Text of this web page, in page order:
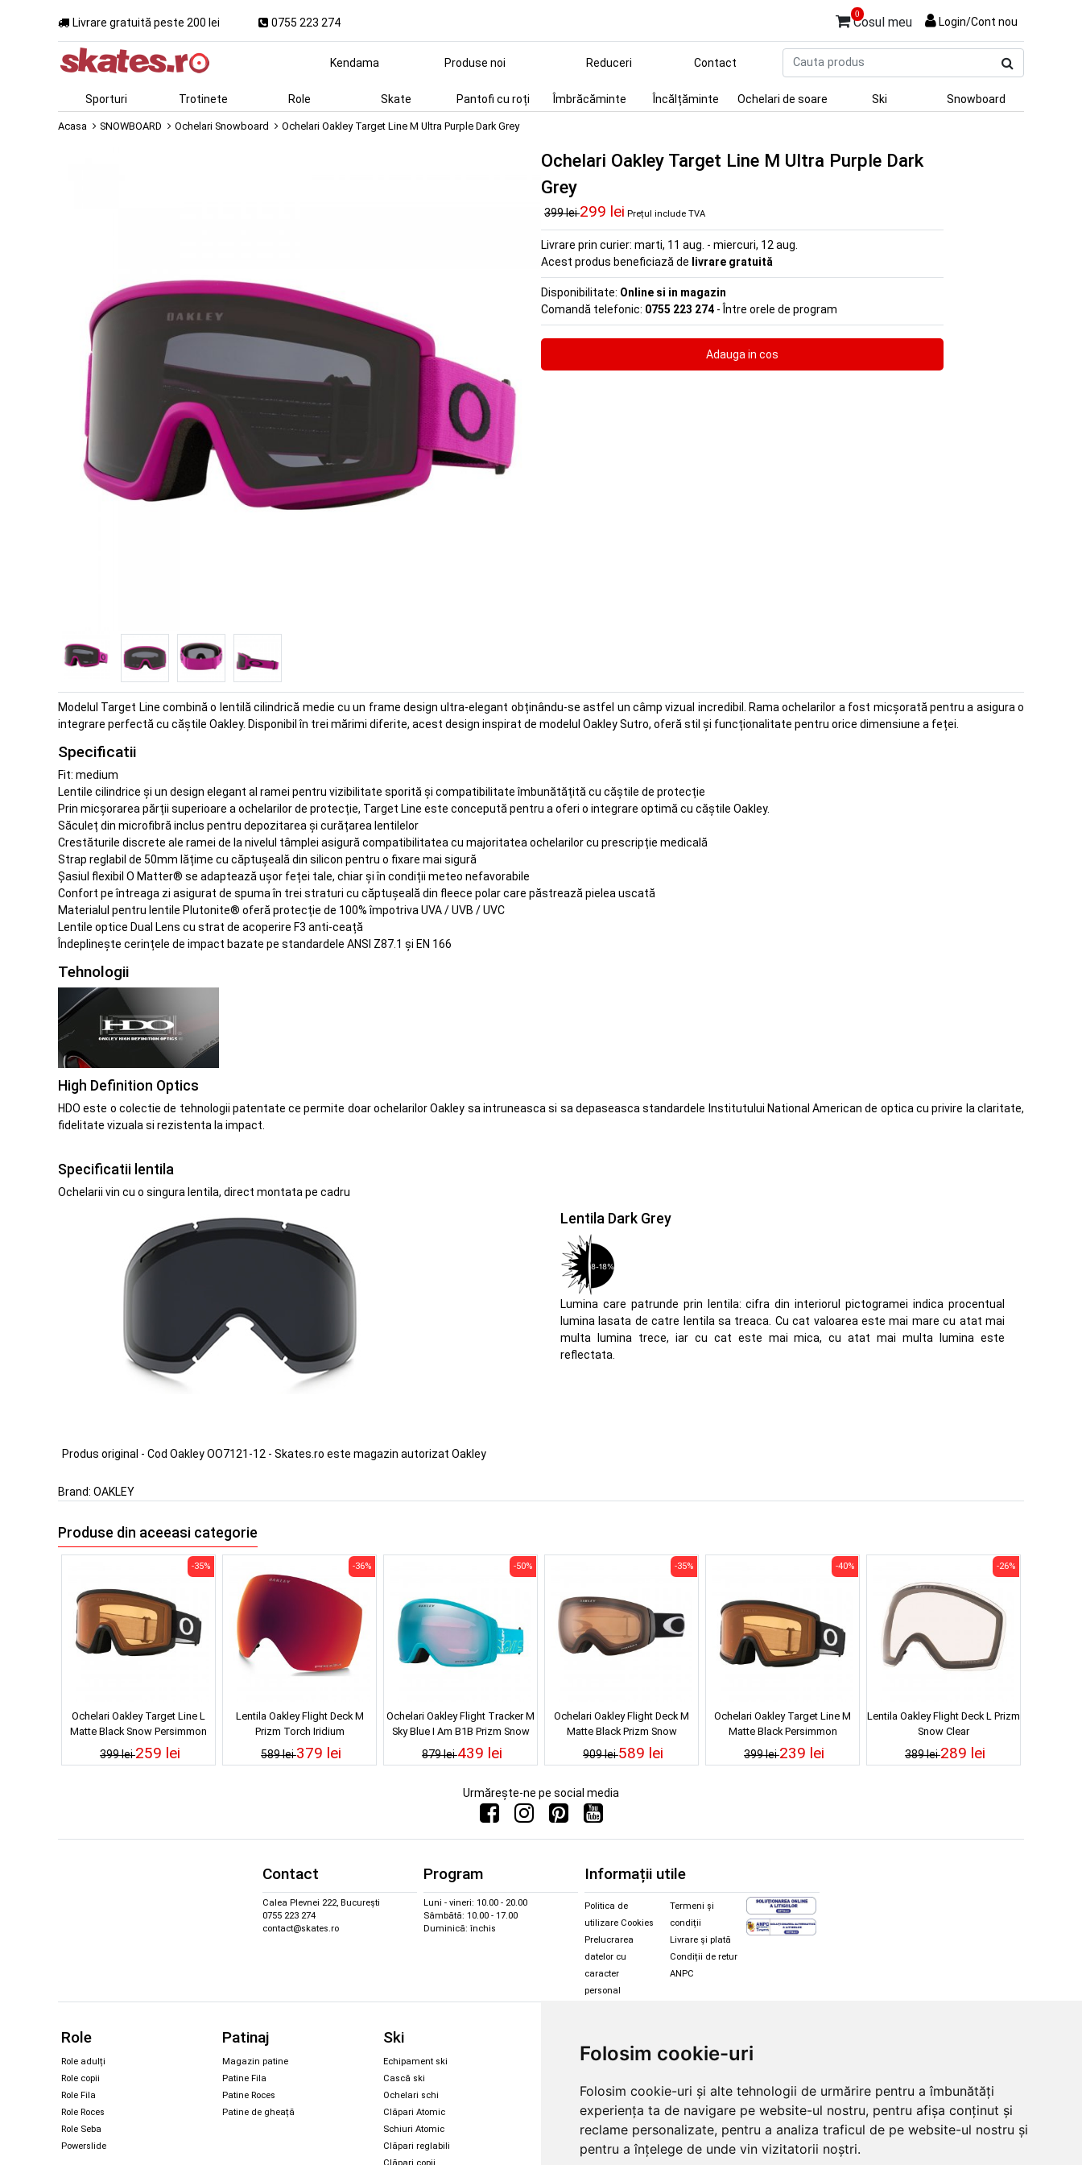
Folosim cookie-uri
Folosim cookie-uri și alte tehnologii de urmărire pentru a îmbunătăți
experiența ta de navigare pe website-ul nostru, pentru afișa conținut și
reclame personalizate, pentru a analiza traficul de pe website-ul nostru și
pentru a înțelege de unde vin vizitatorii noștri.
Livrare gratuită peste 200 lei 0755 223 274
0
Cosul meu Login/Cont nou
produs
Kendama Produse noi Reduceri Contact
Sporturi Trotinete Role Skate Pantofi cu roți Îmbrăcăminte Încălțăminte Ochelari de soare Ski Snowboard
Acasa SNOWBOARD Ochelari Snowboard Ochelari Oakley Target Line M Ultra Purple Dark Grey
Ochelari Oakley Target Line M Ultra Purple Dark
Grey
399 lei299 lei Prețul include TVA
Livrare prin curier: marti, 11 aug. - miercuri, 12 aug.
Acest produs beneficiază de livrare gratuită
Disponibilitate: Online si in magazin
Comandă telefonic: 0755 223 274 - Între orele de program
Modelul Target Line combină o lentilă cilindrică medie cu un frame design ultra-elegant obținându-se astfel un câmp vizual incredibil. Rama ochelarilor a fost micșorată pentru a asigura o
integrare perfectă cu căștile Oakley. Disponibil în trei mărimi diferite, acest design inspirat de modelul Oakley Sutro, oferă stil și funcționalitate pentru orice dimensiune a feței.
Specificatii
Fit: medium
Lentile cilindrice și un design elegant al ramei pentru vizibilitate sporită și compatibilitate îmbunătățită cu căștile de protecție
Prin micșorarea părții superioare a ochelarilor de protecție, Target Line este concepută pentru a oferi o integrare optimă cu căștile Oakley.
Săculeț din microfibră inclus pentru depozitarea și curățarea lentilelor
Crestăturile discrete ale ramei de la nivelul tâmplei asigură compatibilitatea cu majoritatea ochelarilor cu prescripție medicală
Strap reglabil de 50mm lățime cu căptușeală din silicon pentru o fixare mai sigură
Șasiul flexibil O Matter® se adaptează ușor feței tale, chiar și în condiții meteo nefavorabile
Confort pe întreaga zi asigurat de spuma în trei straturi cu căptușeală din fleece polar care păstrează pielea uscată
Materialul pentru lentile Plutonite® oferă protecție de 100% împotriva UVA / UVB / UVC
Lentile optice Dual Lens cu strat de acoperire F3 anti-ceață
Îndeplinește cerințele de impact bazate pe standardele ANSI Z87.1 și EN 166
Tehnologii
High Definition Optics
HDO este o colectie de tehnologii patentate ce permite doar ochelarilor Oakley sa intruneasca si sa depaseasca standardele Institutului National American de optica cu privire la claritate,
fidelitate vizuala si rezistenta la impact.
Specificatii lentila
Ochelarii vin cu o singura lentila, direct montata pe cadru
Lentila Dark Grey
Lumina care patrunde prin lentila: cifra din interiorul pictogramei indica procentual
lumina lasata de catre lentila sa treaca. Cu cat valoarea este mai mare cu atat mai
multa lumina trece, iar cu cat este mai mica, cu atat mai multa lumina este
reflectata.
Produs original - Cod Oakley OO7121-12 - Skates.ro este magazin autorizat Oakley
Brand: OAKLEY
Produse din aceeasi categorie
Ochelari Oakley Target Line L
Matte Black Snow Persimmon
399 lei
-35%
259 lei
Lentila Oakley Flight Deck M
Prizm Torch Iridium
589 lei
-36%
379 lei
Ochelari Oakley Flight Tracker M
Sky Blue I Am B1B Prizm Snow
Sapphire Iridium
879 lei
-50%
439 lei
Ochelari Oakley Flight Deck M
Matte Black Prizm Snow
Persimmon
909 lei
-35%
589 lei
Ochelari Oakley Target Line M
Matte Black Persimmon
399 lei
-40%
239 lei
Lentila Oakley Flight Deck L Prizm
Snow Clear
389 lei
-26%
289 lei
Urmărește-ne pe social media
Contact
Calea Plevnei 222, București
0755 223 274
contact@skates.ro
Program
Luni - vineri: 10.00 - 20.00
Sâmbătă: 10.00 - 17.00
Duminică: închis
Informații utile
Politica de
utilizare Cookies
Prelucrarea
datelor cu
caracter
personal
Termeni și
condiții
Livrare și plată
Condiții de retur
ANPC
Role
Role adulți
Role copii
Role Fila
Role Roces
Role Seba
Powerslide
Patinaj
Magazin patine
Patine Fila
Patine Roces
Patine de gheață
Ski
Echipament ski
Cască ski
Ochelari schi
Clăpari Atomic
Schiuri Atomic
Clăpari reglabili
Magazin snowboard
Legături Rome SDS
Skate & longboard
Santa Cruz
Îmbrăcăminte schi și snowboard
Căști și ochelari Alpina
Ochelari Oakley
Ochelari Alpina
Ochelari de soare Oakley
Ochelari de soare Alpina
Intretinere manusi